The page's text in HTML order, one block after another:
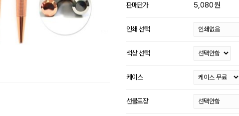
판매단가 5,080원
인쇄 선택
색상 선택
케이스
선물포장